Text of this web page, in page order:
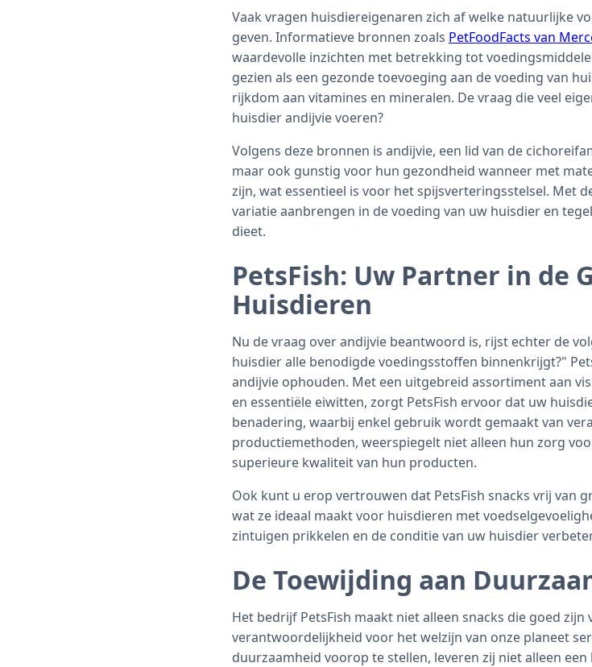
Vaak vragen huisdiereigenaren zich af welke natuurlijke
geven. Informatieve bronnen zoals PetFoodFacts van
waardevolle inzichten met betrekking tot
gezien als een gezonde toevoeging aan de voeding van
rijkdom aan vitamines en mineralen. De vraag die veel
huisdier andijvie voeren?
Volgens deze bronnen is andijvie, een lid van de
maar ook gunstig voor hun gezondheid wanneer met
zijn, wat essentieel is voor het spijsverteringsstelsel. Met
variatie aanbrengen in de voeding van uw huisdier en
dieet.
PetsFish: Uw Partner in de
Huisdieren
Nu de vraag over andijvie beantwoord is, rijst echter de
huisdier alle benodigde voedingsstoffen binnenkrijgt?"
andijvie ophouden. Met een uitgebreid assortiment aan
en essentiële eiwitten, zorgt PetsFish ervoor dat uw
benadering, waarbij enkel gebruik wordt gemaakt van
productiemethoden, weerspiegelt niet alleen hun zorg
superieure kwaliteit van hun producten.
Ook kunt u erop vertrouwen dat PetsFish snacks vrij van
wat ze ideaal maakt voor huisdieren met
zintuigen prikkelen en de conditie van uw huisdier
De Toewijding aan
Het bedrijf PetsFish maakt niet alleen snacks die goed
verantwoordelijkheid voor het welzijn van onze planeet
duurzaamheid voorop te stellen, leveren zij niet alleen